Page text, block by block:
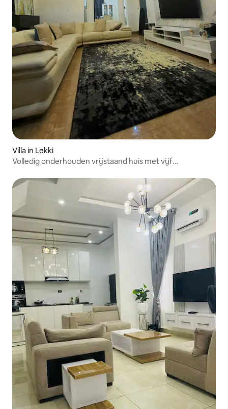
Villa in Lekki
Volledig onderhouden vrijstaand huis met vijf